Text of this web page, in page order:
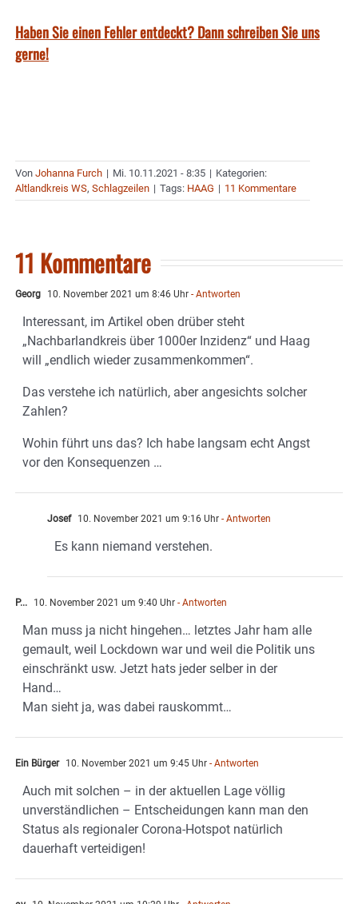
Haben Sie einen Fehler entdeckt? Dann schreiben Sie uns
gerne!
Von Johanna Furch | Mi. 10.11.2021 - 8:35 | Kategorien:
Altlandkreis WS, Schlagzeilen | Tags: HAAG | 11 Kommentare
11 Kommentare
Georg 10. November 2021 um 8:46 Uhr - Antworten
Interessant, im Artikel oben drüber steht
„Nachbarlandkreis über 1000er Inzidenz“ und Haag
will „endlich wieder zusammenkommen“.
Das verstehe ich natürlich, aber angesichts solcher
Zahlen?
Wohin führt uns das? Ich habe langsam echt Angst
vor den Konsequenzen …
Josef 10. November 2021 um 9:16 Uhr - Antworten
Es kann niemand verstehen.
P... 10. November 2021 um 9:40 Uhr - Antworten
Man muss ja nicht hingehen… letztes Jahr ham alle
gemault, weil Lockdown war und weil die Politik uns
einschränkt usw. Jetzt hats jeder selber in der
Hand…
Man sieht ja, was dabei rauskommt…
Ein Bürger 10. November 2021 um 9:45 Uhr - Antworten
Auch mit solchen – in der aktuellen Lage völlig
unverständlichen – Entscheidungen kann man den
Status als regionaler Corona-Hotspot natürlich
dauerhaft verteidigen!